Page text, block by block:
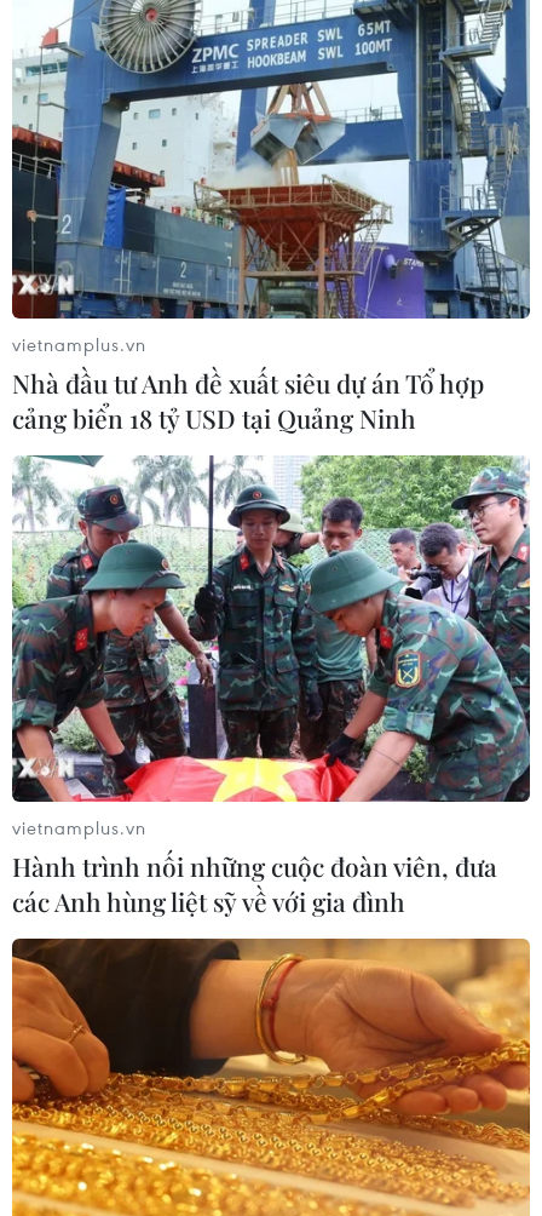
vietnamplus.vn
Nhà đầu tư Anh đề xuất siêu dự án Tổ hợp
cảng biển 18 tỷ USD tại Quảng Ninh
vietnamplus.vn
Hành trình nối những cuộc đoàn viên, đưa
các Anh hùng liệt sỹ về với gia đình